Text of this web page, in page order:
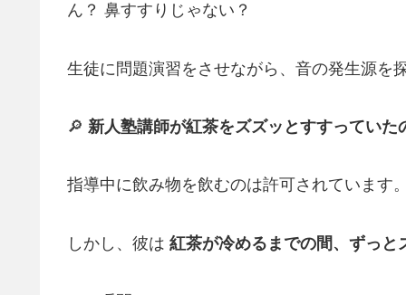
ん？ 鼻すすりじゃない？
生徒に問題演習をさせながら、音の発生源を
🔎 新人塾講師が紅茶をズズッとすすっていた
指導中に飲み物を飲むのは許可されています。
しかし、彼は 紅茶が冷めるまでの間、ずっと